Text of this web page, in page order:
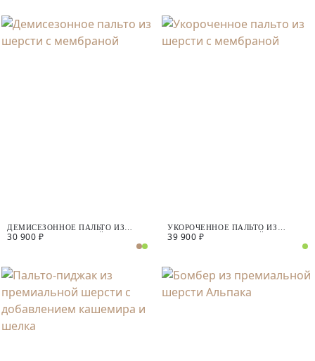
ДЕМИСЕЗОННОЕ ПАЛЬТО ИЗ
ШЕРСТИ С МЕМБРАНОЙ
30 900 ₽
УКОРОЧЕННОЕ ПАЛЬТО ИЗ
ШЕРСТИ С МЕМБРАНОЙ
39 900 ₽